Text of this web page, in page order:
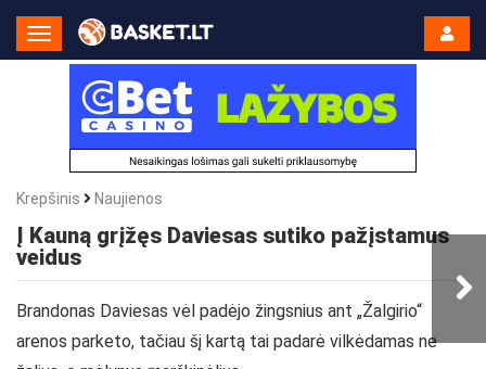
Toggle
Navigation
Krepšinis Naujienos
Į Kauną grįžęs Daviesas sutiko pažįstamus
veidus
Brandonas Daviesas vėl padėjo žingsnius ant „Žalgirio“
arenos parketo, tačiau šį kartą tai padarė vilkėdamas ne